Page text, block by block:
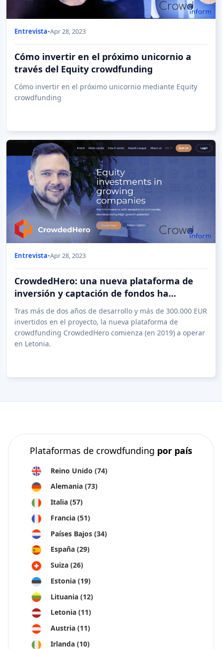
Entrevista•Apr 28, 2023
Cómo invertir en el próximo unicornio a
través del Equity crowdfunding
Cómo invertir en el próximo unicornio mediante Equity
crowdfunding
Entrevista•Apr 28, 2023
CrowdedHero: una nueva plataforma de
inversión y captación de fondos ha
comenzado a operar en Letonia
Tras más de dos años de desarrollo y más de 300.000 EUR
invertidos en el proyecto, la nueva plataforma de
crowdfunding CrowdedHero comienza (en 2019) a operar
en Letonia.
Plataformas de crowdfunding por país
Reino Unido (74)
Alemania (73)
Italia (57)
Francia (51)
Países Bajos (34)
España (29)
Suiza (26)
Estonia (19)
Lituania (12)
Letonia (11)
Austria (11)
Irlanda (10)